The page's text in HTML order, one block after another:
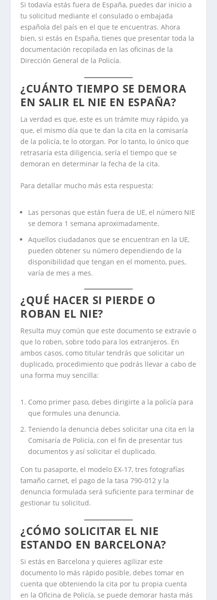
Si todavía estás fuera de España, puedes dar inicio a
tu solicitud mediante el consulado o embajada
española del país en el que te encuentras. Ahora
bien, si estás en España, tienes que presentar toda la
documentación recopilada en las oficinas de la
Dirección General de la Policía.
¿CUÁNTO TIEMPO SE DEMORA
EN SALIR EL NIE EN ESPAÑA?
La verdad es que, este es un trámite muy rápido, ya
que, el mismo día que te dan la cita en la comisaría
de la policía, te lo otorgan. Por lo tanto, lo único que
retrasaría esta diligencia, sería el tiempo que se
demoran en determinar la fecha de la cita.
Para detallar mucho más esta respuesta:
Las personas que están fuera de UE, el número NIE
se demora 1 semana aproximadamente.
Aquellos ciudadanos que se encuentran en la UE,
pueden obtener su número dependiendo de la
disponibilidad que tengan en el momento, pues,
varía de mes a mes.
¿QUÉ HACER SI PIERDE O
ROBAN EL NIE?
Resulta muy común que este documento se extravíe o
que lo roben, sobre todo para los extranjeros. En
ambos casos, como titular tendrás que solicitar un
duplicado, procedimiento que podrás llevar a cabo de
una forma muy sencilla:
Como primer paso, debes dirigirte a la policía para
que formules una denuncia.
Teniendo la denuncia debes solicitar una cita en la
Comisaría de Policía, con el fin de presentar tus
documentos y así solicitar el duplicado.
Con tu pasaporte, el modelo EX-17, tres fotografías
tamaño carnet, el pago de la tasa 790-012 y la
denuncia formulada será suficiente para terminar de
gestionar tu solicitud.
¿CÓMO SOLICITAR EL NIE
ESTANDO EN BARCELONA?
Si estás en Barcelona y quieres agilizar este
documento lo más rápido posible, debes tomar en
cuenta que obteniendo la cita por tu propia cuenta
en la Oficina de Policía, se puede demorar hasta más